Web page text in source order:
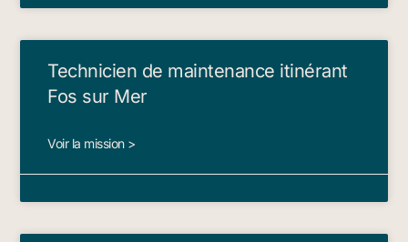
Technicien de maintenance itinérant
Fos sur Mer
Voir la mission >